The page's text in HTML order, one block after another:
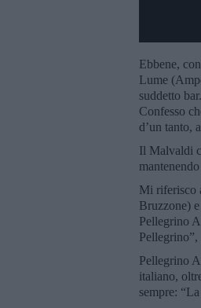
Ebbene,
Lume
suddetto
Confesso
d’un tanto,
Il Malvaldi
Mi riferisco
Bruzzone)
Pellegrino
Pellegrino
italiano,
sempre: